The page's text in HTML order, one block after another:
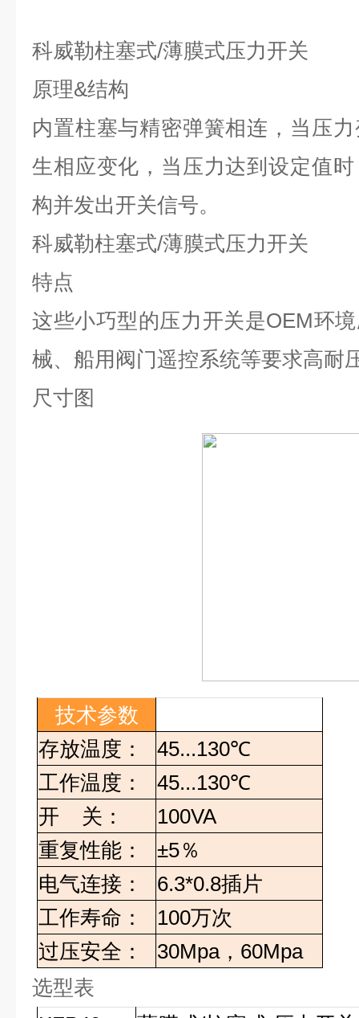
科威勒柱塞式/薄膜式压力开关
原理&结构
内置柱塞与精密弹簧相连，当压
生相应变化，当压力达到设定值
构并发出开关信号。
科威勒柱塞式/薄膜式压力开关
特点
这些小巧型的压力开关是OEM环
械、船用阀门遥控系统等要求高耐
尺寸图
技术参数
存放温度：
45...130℃
工作温度：
45...130℃
开 关：
100VA
重复性能：
±5％
电气连接：
6.3*0.8插片
工作寿命：
100万次
过压安全：
30Mpa， 60Mpa
选型表